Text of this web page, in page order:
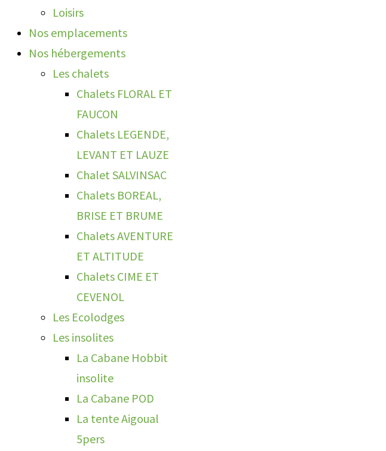
Loisirs
Nos emplacements
Nos hébergements
Les chalets
Chalets FLORAL ET
FAUCON
Chalets LEGENDE,
LEVANT ET LAUZE
Chalet SALVINSAC
Chalets BOREAL,
BRISE ET BRUME
Chalets AVENTURE
ET ALTITUDE
Chalets CIME ET
CEVENOL
Les Ecolodges
Les insolites
La Cabane Hobbit
insolite
La Cabane POD
La tente Aigoual
5pers